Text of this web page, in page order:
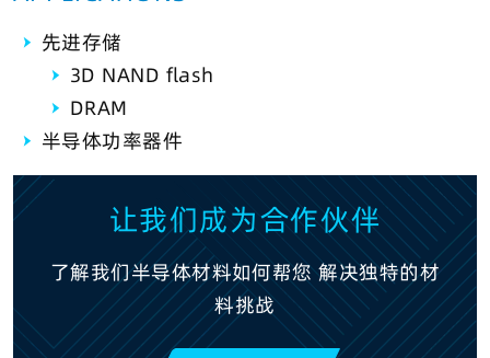
先进存储
3D NAND flash
DRAM
半导体功率器件
让我们成为合作伙伴
了解我们半导体材料如何帮您 解决独特的材
料挑战